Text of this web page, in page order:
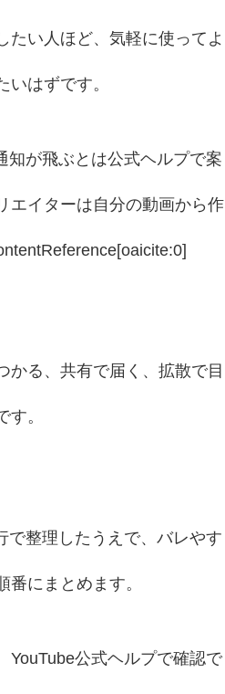
たい人ほど、気軽に使ってよ
はずです。
知が飛ぶとは公式ヘルプで案
エイターは自分の動画から作
る、共有で届く、拡散で目
。
で整理したうえで、バレやす
にまとめます。
YouTube公式ヘルプで確認で